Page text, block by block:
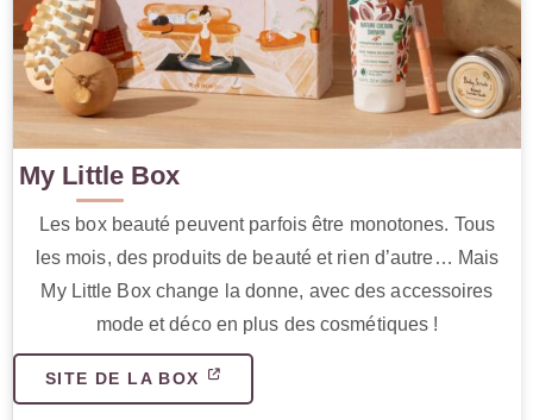
My Little Box
Les box beauté peuvent parfois être monotones. Tous
les mois, des produits de beauté et rien d’autre… Mais
My Little Box change la donne, avec des accessoires
mode et déco en plus des cosmétiques !
SITE DE LA BOX